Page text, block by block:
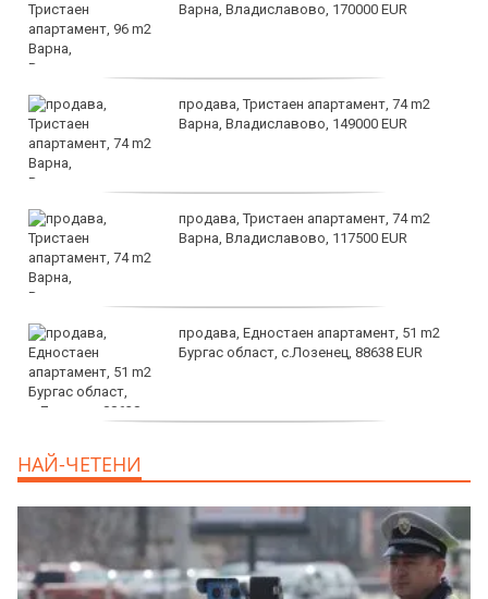
Варна, Владиславово, 170000 EUR
продава, Тристаен апартамент, 74 m2
Варна, Владиславово, 149000 EUR
продава, Тристаен апартамент, 74 m2
Варна, Владиславово, 117500 EUR
продава, Едностаен апартамент, 51 m2
Бургас област, с.Лозенец, 88638 EUR
EUR
НАЙ-ЧЕТЕНИ